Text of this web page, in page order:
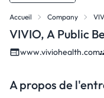
Accueil Company
VIVIO, A Public
www.viviohealth.com
A propos de